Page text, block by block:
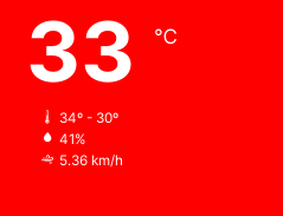
33 ℃
34º - 30º
41%
5.36 km/h